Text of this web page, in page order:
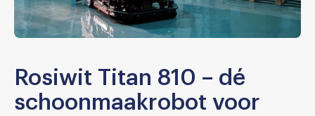
Rosiwit Titan 810 – dé
schoonmaakrobot voor